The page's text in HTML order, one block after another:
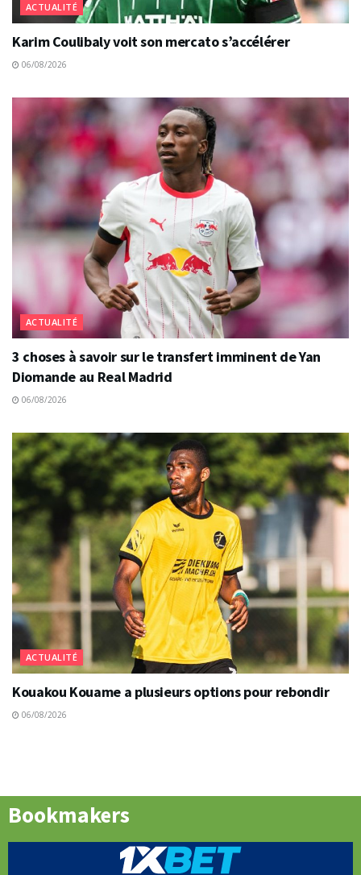
ACTUALITÉ
Karim Coulibaly voit son mercato s’accélérer
06/08/2026
ACTUALITÉ
3 choses à savoir sur le transfert imminent de Yan
Diomande au Real Madrid
06/08/2026
ACTUALITÉ
Kouakou Kouame a plusieurs options pour rebondir
06/08/2026
Bookmakers